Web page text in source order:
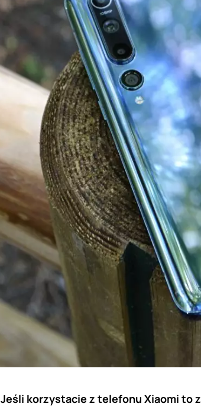
Jeśli korzystacie z telefonu Xiaomi to